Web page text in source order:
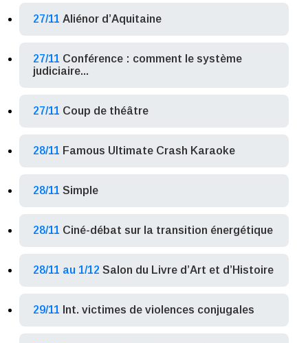
27/11 Aliénor d’Aquitaine
27/11 Conférence : comment le système
judiciaire...
27/11 Coup de théâtre
28/11 Famous Ultimate Crash Karaoke
28/11 Simple
28/11 Ciné-débat sur la transition énergétique
28/11 au 1/12 Salon du Livre d’Art et d’Histoire
29/11 Int. victimes de violences conjugales